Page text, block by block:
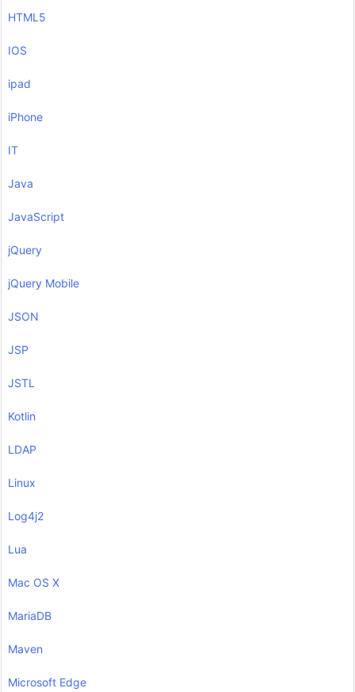
HTML5
IOS
ipad
iPhone
IT
Java
JavaScript
jQuery
jQuery Mobile
JSON
JSP
JSTL
Kotlin
LDAP
Linux
Log4j2
Lua
Mac OS X
MariaDB
Maven
Microsoft Edge